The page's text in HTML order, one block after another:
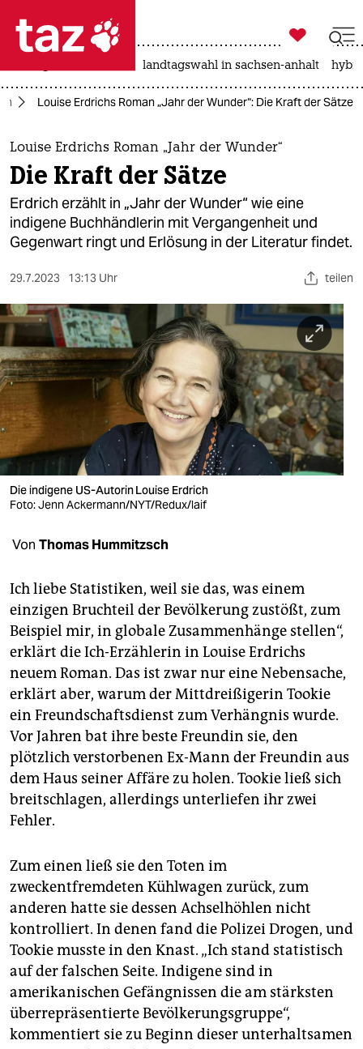
 taz zahl ich
taz zahl ich
themen
politik
öko
gesellschaft
sport
berlin
nord
wahrheit
verlag
verlag
veranstaltungen
fragen & hilfe
unterstützen
abo
genossenschaft
epaper login

taz zahl ich
landtagswahl in sachsen-anhalt
Louise Erdrichs Roman „Jahr der Wunder“: Die Kraft der Sätze
Louise Erdrichs Roman „Jahr der Wunder“
Die Kraft der Sätze
Erdrich erzählt in „Jahr der Wunder“ wie eine
indigene Buchhändlerin mit Vergangenheit und
Gegenwart ringt und Erlösung in der Literatur findet.
29.7.2023 13:13 Uhr teilen
Die indigene US-Autorin Louise Erdrich
Foto: Jenn Ackermann/NYT/Redux/laif
Von Thomas Hummitzsch
Ich liebe Statistiken, weil sie das, was einem
einzigen Bruchteil der Bevölkerung zustößt, zum
Beispiel mir, in globale Zusammenhänge stellen“,
erklärt die Ich-Erzählerin in Louise Erdrichs
neuem Roman. Das ist zwar nur eine Nebensache,
erklärt aber, warum der Mittdreißigerin Tookie
ein Freundschaftsdienst zum Verhängnis wurde.
Vor Jahren bat ihre beste Freundin sie, den
plötzlich verstorbenen Ex-Mann der Freundin aus
dem Haus seiner Affäre zu holen. Tookie ließ sich
breitschlagen, allerdings unterliefen ihr zwei
Fehler.
Zum einen ließ sie den Toten im
zweckentfremdeten Kühlwagen zurück, zum
anderen hatte sie dessen Achselhöhlen nicht
kontrolliert. In denen fand die Polizei Drogen, und
Tookie musste in den Knast. „Ich stand statistisch
auf der falschen Seite. Indigene sind in
amerikanischen Gefängnissen die am stärksten
überrepräsentierte Bevölkerungsgruppe“,
kommentiert sie zu Beginn dieser unterhaltsamen